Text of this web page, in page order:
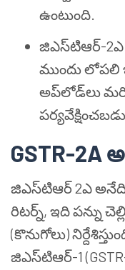
ఉంటుంది.
జిఎస్‌టి‌ఆర్-2ఎ
ముందు
అప్‌లోడ్‌లు
GSTR-2A
జిఎస్‌టి‌ఆర్ 2ఎ
రిటర్న్, ఇది పన్ను
(కొనుగోలు)
జిఎస్‌టి‌ఆర్-1